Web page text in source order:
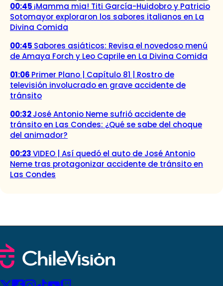
00:45 ¡Mamma mia! Titi García-Huidobro y Patricio
Sotomayor exploraron los sabores italianos en La
Divina Comida
00:45 Sabores asiáticos: Revisa el novedoso menú
de Amaya Forch y Leo Caprile en La Divina Comida
01:06 Primer Plano | Capítulo 81 | Rostro de
televisión involucrado en grave accidente de
tránsito
00:32José Antonio Neme sufrió accidente de
tránsito en Las Condes: ¿Qué se sabe del choque
del animador?
00:23VIDEO | Así quedó el auto de José Antonio
Neme tras protagonizar accidente de tránsito en
Las Condes